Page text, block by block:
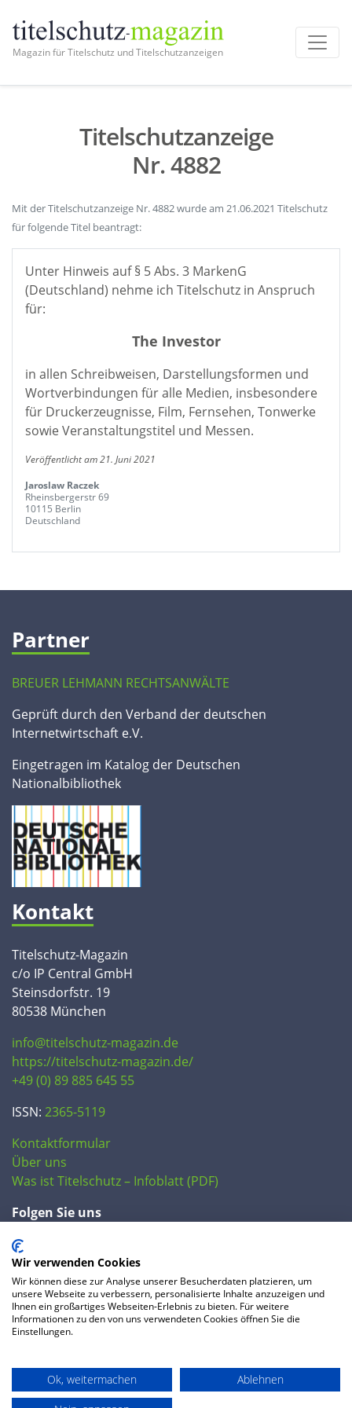
Magazin für Titelschutz und Titelschutzanzeigen
Titelschutzanzeige
Nr. 4882
Mit der Titelschutzanzeige Nr. 4882 wurde am 21.06.2021 Titelschutz
für folgende Titel beantragt:
Unter Hinweis auf § 5 Abs. 3 MarkenG
(Deutschland) nehme ich Titelschutz in Anspruch
für:
The Investor
in allen Schreibweisen, Darstellungsformen und
Wortverbindungen für alle Medien, insbesondere
für Druckerzeugnisse, Film, Fernsehen, Tonwerke
sowie Veranstaltungstitel und Messen.
Veröffentlicht am 21. Juni 2021
Jaroslaw Raczek
Rheinsbergerstr 69
10115 Berlin
Deutschland
Partner
BREUER LEHMANN RECHTSANWÄLTE
Geprüft durch den Verband der deutschen
Internetwirtschaft e.V.
Eingetragen im Katalog der Deutschen
Nationalbibliothek
Kontakt
Titelschutz-Magazin
c/o IP Central GmbH
Steinsdorfstr. 19
80538 München
info@titelschutz-magazin.de
https://titelschutz-magazin.de/
+49 (0) 89 885 645 55
ISSN: 2365-5119
Kontaktformular
Über uns
Was ist Titelschutz – Infoblatt (PDF)
Folgen Sie uns
FAQ
Datenschutzerklärung AGB
Preise
Impressum
Wir verwenden Cookies
Wir können diese zur Analyse unserer Besucherdaten platzieren, um
unsere Webseite zu verbessern, personalisierte Inhalte anzuzeigen und
Ihnen ein großartiges Webseiten-Erlebnis zu bieten. Für weitere
Informationen zu den von uns verwendeten Cookies öffnen Sie die
Einstellungen.
Ok, weitermachen
Ablehnen